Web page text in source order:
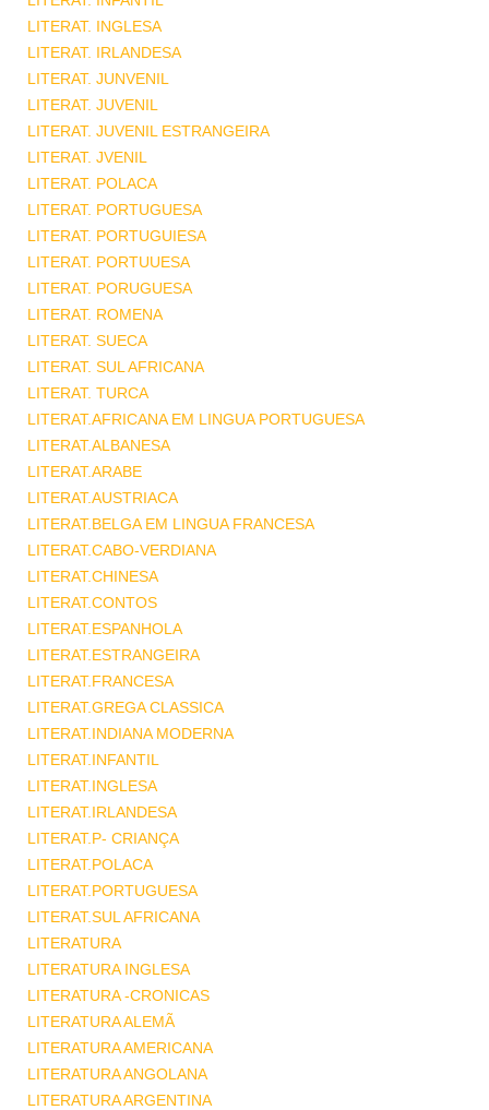
LITERAT. INGLESA
LITERAT. IRLANDESA
LITERAT. JUNVENIL
LITERAT. JUVENIL
LITERAT. JUVENIL ESTRANGEIRA
LITERAT. JVENIL
LITERAT. POLACA
LITERAT. PORTUGUESA
LITERAT. PORTUGUIESA
LITERAT. PORTUUESA
LITERAT. PORUGUESA
LITERAT. ROMENA
LITERAT. SUECA
LITERAT. SUL AFRICANA
LITERAT. TURCA
LITERAT.AFRICANA EM LINGUA PORTUGUESA
LITERAT.ALBANESA
LITERAT.ARABE
LITERAT.AUSTRIACA
LITERAT.BELGA EM LINGUA FRANCESA
LITERAT.CABO-VERDIANA
LITERAT.CHINESA
LITERAT.CONTOS
LITERAT.ESPANHOLA
LITERAT.ESTRANGEIRA
LITERAT.FRANCESA
LITERAT.GREGA CLASSICA
LITERAT.INDIANA MODERNA
LITERAT.INFANTIL
LITERAT.INGLESA
LITERAT.IRLANDESA
LITERAT.P- CRIANÇA
LITERAT.POLACA
LITERAT.PORTUGUESA
LITERAT.SUL AFRICANA
LITERATURA
LITERATURA INGLESA
LITERATURA -CRONICAS
LITERATURA ALEMÃ
LITERATURA AMERICANA
LITERATURA ANGOLANA
LITERATURA ARGENTINA